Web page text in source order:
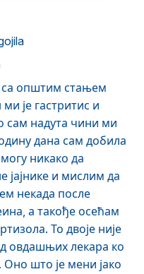
општим стањем
је гастритис и
сам надута чини ми
дана сам добила
никако да
јајнике и мислим да
некада после
а такође осећам
То двоје није
овдашњих лекара ко
што је мени јако